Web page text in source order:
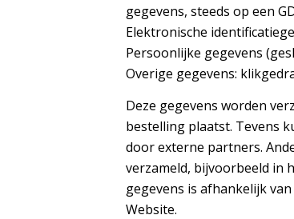
gegevens, steeds op een
Elektronische
Persoonlijke gegevens
Overige gegevens:
Deze gegevens worden
bestelling plaatst. Tevens
door externe partners.
verzameld, bijvoorbeeld in
gegevens is afhankelijk
Website.